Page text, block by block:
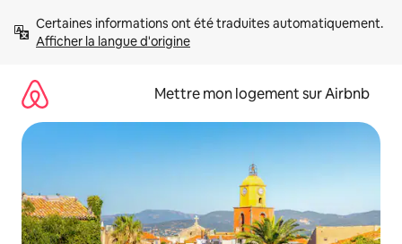
directement
Afficher la langue d'origine
Mettre mon logement sur Airbnb